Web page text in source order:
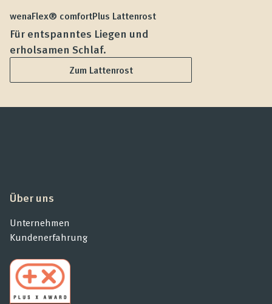
wenaFlex® comfortPlus Lattenrost
Für entspanntes Liegen und
erholsamen Schlaf.
Zum Lattenrost
Über uns
Unternehmen
Kundenerfahrung